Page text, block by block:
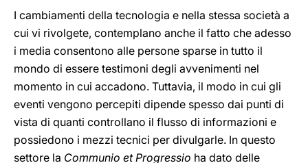
I cambiamenti della tecnologia e nella stessa società a
cui vi rivolgete, contemplano anche il fatto che adesso
i media consentono alle persone sparse in tutto il
mondo di essere testimoni degli avvenimenti nel
momento in cui accadono. Tuttavia, il modo in cui gli
eventi vengono percepiti dipende spesso dai punti di
vista di quanti controllano il flusso di informazioni e
possiedono i mezzi tecnici per divulgarle. In questo
settore la Communio et Progressio ha dato delle